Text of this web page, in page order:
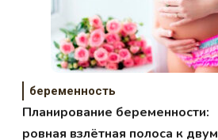
беременность
Планирование беременности:
ровная взлётная полоса к двум